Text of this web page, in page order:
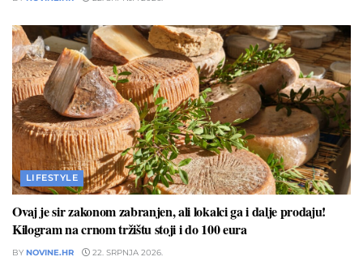
LIFESTYLE
Ovaj je sir zakonom zabranjen, ali lokalci ga i dalje prodaju!
Kilogram na crnom tržištu stoji i do 100 eura
BY NOVINE.HR 22. SRPNJA 2026.